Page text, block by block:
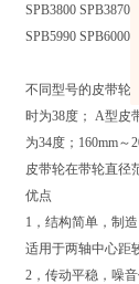
SPB3800 SPB3870
SPB5990 SPB6000
不同型号的皮带轮
时为38度； A型皮
为34度；160mm～
皮带轮在带轮直径
优点
1，结构简单，制
适用于两轴中心距
2，传动平稳，噪